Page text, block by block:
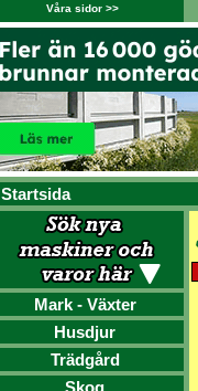
Våra sidor >>
Startsida
Mark - Växter
Husdjur
Trädgård
Skog